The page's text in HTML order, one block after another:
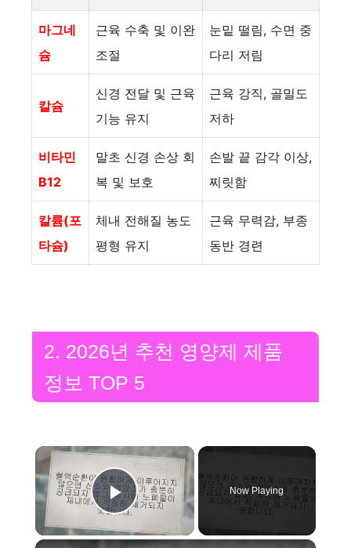
마그네
슘
근육 수축 및 이완
조절
눈밑 떨림, 수면 중
다리 저림
칼슘
신경 전달 및 근육
기능 유지
근육 강직, 골밀도
저하
비타민
B12
말초 신경 손상 회
복 및 보호
손발 끝 감각 이상,
찌릿함
칼륨(포
타슘)
체내 전해질 농도
평형 유지
근육 무력감, 부종
동반 경련
2. 2026년 추천 영양제 제품
정보 TOP 5
×
Play Video
Now Playing